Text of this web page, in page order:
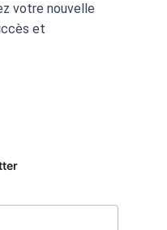
votre nouvelle
et